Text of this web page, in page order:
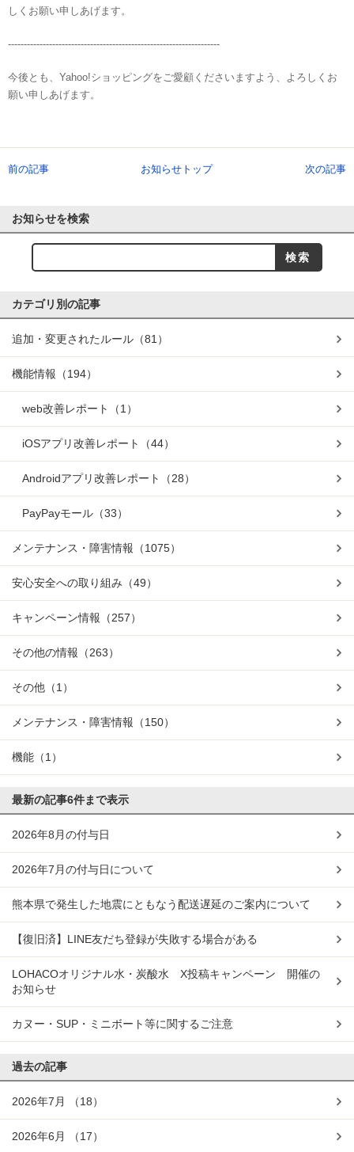
しくお願い申しあげます。
-------------------------------------------------------------------
今後とも、Yahoo!ショッピングをご愛顧くださいますよう、よろしくお
願い申しあげます。
前の記事 お知らせトップ 次の記事
お知らせを検索
カテゴリ別の記事
追加・変更されたルール （81）
機能情報 （194）
web改善レポート （1）
iOSアプリ改善レポート （44）
Androidアプリ改善レポート （28）
PayPayモール （33）
メンテナンス・障害情報 （1075）
安心安全への取り組み （49）
キャンペーン情報 （257）
その他の情報 （263）
その他 （1）
メンテナンス・障害情報 （150）
機能 （1）
最新の記事6件まで表示
2026年8月の付与日
2026年7月の付与日について
熊本県で発生した地震にともなう配送遅延のご案内について
【復旧済】LINE友だち登録が失敗する場合がある
LOHACOオリジナル水・炭酸水 X投稿キャンペーン 開催の
お知らせ
カヌー・SUP・ミニボート等に関するご注意
過去の記事
2026年7月 （18）
2026年6月 （17）